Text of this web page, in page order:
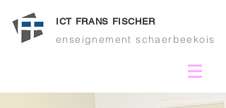
ICT FRANS FISCHER
enseignement schaerbeekois